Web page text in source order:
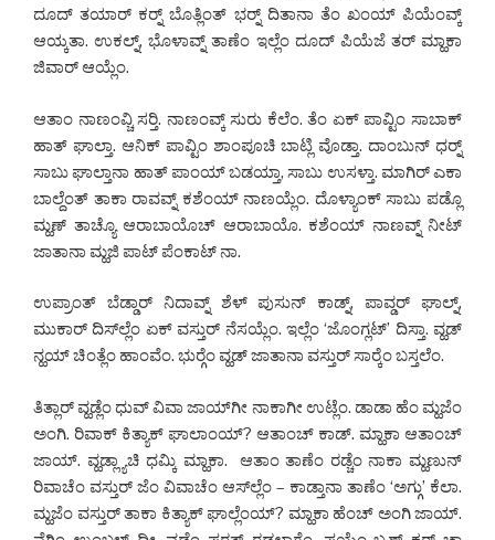
ದೂದ್ ತಯಾರ್ ಕರ್‍ನ್ ಬೊತ್ಲಿಂತ್ ಭರ್‍ನ್ ದಿತಾನಾ ತೆಂ ಖಂಯ್ ಪಿಯೆಂವ್ಕ್
ಆಯ್ಕತಾ. ಉಕಲ್ನ್, ಭೊಳಾವ್ನ್ ತಾಣೆಂ ಇಲ್ಲೆಂ ದೂದ್ ಪಿಯೆಜೆ ತರ್ ಮ್ಹಾಕಾ
ಜಿವಾರ್ ಆಯ್ಲೆಂ.
ಆತಾಂ ನಾಣಂವ್ಚಿ ಸರ್‍ತಿ. ನಾಣಂವ್ಕ್ ಸುರು ಕೆಲೆಂ. ತೆಂ ಏಕ್ ಪಾವ್ಟಿಂ ಸಾಬಾಕ್
ಹಾತ್ ಘಾಲ್ತಾ. ಆನಿಕ್ ಪಾವ್ಟಿಂ ಶಾಂಪೂಚಿ ಬಾಟ್ಲಿ ವೊಡ್ತಾ. ದಾಂಬುನ್ ಧರ್‍ನ್
ಸಾಬು ಘಾಲ್ತಾನಾ ಹಾತ್ ಪಾಂಯ್ ಬಡಯ್ತಾ, ಸಾಬು ಉಸಳ್ತಾ. ಮಾಗಿರ್ ಎಕಾ
ಬಾಲ್ದೆಂತ್ ತಾಕಾ ರಾವವ್ನ್ ಕಶೆಂಯ್ ನಾಣಯ್ಲೆಂ. ದೊಳ್ಯಾಂಕ್ ಸಾಬು ಪಡ್ಲೊ
ಮ್ಹಣ್ ತಾಚ್ಯೊ ಆರಾಬಾಯೊಚ್ ಆರಾಬಾಯೊ. ಕಶೆಂಯ್ ನಾಣವ್ನ್ ನೀಟ್
ಜಾತಾನಾ ಮ್ಹಜಿ ಪಾಟ್ ಪೆಂಕಾಟ್ ನಾ.
ಉಪ್ರಾಂತ್ ಬೆಡ್ಡಾರ್ ನಿದಾವ್ನ್ ಶೆಳ್ ಪುಸುನ್ ಕಾಡ್ನ್, ಪಾವ್ಡರ್ ಘಾಲ್ನ್,
ಮುಕಾರ್ ದಿಸ್‌ಲ್ಲೆಂ ಏಕ್ ವಸ್ತುರ್ ನೆಸಯ್ಲೆಂ. ಇಲ್ಲೆಂ ‘ಜೊಂಗ್ಲಟ್’ ದಿಸ್ತಾ. ವ್ಹಡ್
ನ್ಹಯ್ ಚಿಂತ್ಲೆಂ ಹಾಂವೆಂ. ಭುರ್‍ಗೆಂ ವ್ಹಡ್ ಜಾತಾನಾ ವಸ್ತುರ್ ಸಾರ್‍ಕೆಂ ಬಸ್ತಲೆಂ.
ತಿತ್ಲಾರ್ ವ್ಹಡ್ಲೆಂ ಧುವ್ ವಿವಾ ಜಾಯ್‌ಗೀ ನಾಕಾಗೀ ಉಟ್ಲೆಂ. ಡಾಡಾ ಹೆಂ ಮ್ಹಜೆಂ
ಅಂಗಿ. ರಿವಾಕ್ ಕಿತ್ಯಾಕ್ ಘಾಲಾಂಯ್? ಆತಾಂಚ್ ಕಾಡ್. ಮ್ಹಾಕಾ ಆತಾಂಚ್
ಜಾಯ್. ವ್ಹಡ್ಲ್ಯಾಚಿ ಧಮ್ಕಿ ಮ್ಹಾಕಾ. ಆತಾಂ ತಾಣೆಂ ರಡ್ಚೆಂ ನಾಕಾ ಮ್ಹಣುನ್
ರಿವಾಚೆಂ ವಸ್ತುರ್ ಜೆಂ ವಿವಾಚೆಂ ಆಸ್‌ಲ್ಲೆಂ – ಕಾಡ್ತಾನಾ ತಾಣೆಂ ‘ಅಗ್ಗು’ ಕೆಲಾ.
ಮ್ಹಜೆಂ ವಸ್ತುರ್ ತಾಕಾ ಕಿತ್ಯಾಕ್ ಘಾಲ್ಲೆಂಯ್? ಮ್ಹಾಕಾ ಹೆಂಚ್ ಅಂಗಿ ಜಾಯ್.